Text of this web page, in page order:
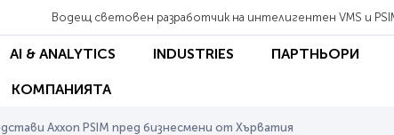
Водещ световен разработчик на интелигентен VMS и
AI & ANALYTICS INDUSTRIES ПАРТНЬОРИ
КОМПАНИЯТА
Axxon PSIM пред бизнесмени от Хърватия